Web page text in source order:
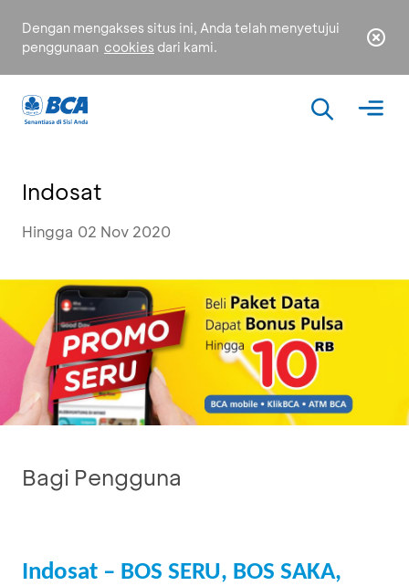
Dengan mengakses situs ini, Anda telah menyetujui
penggunaan cookies dari kami.
Indosat
Hingga 02 Nov 2020
Bagi Pengguna
Indosat – BOS SERU, BOS SAKA,